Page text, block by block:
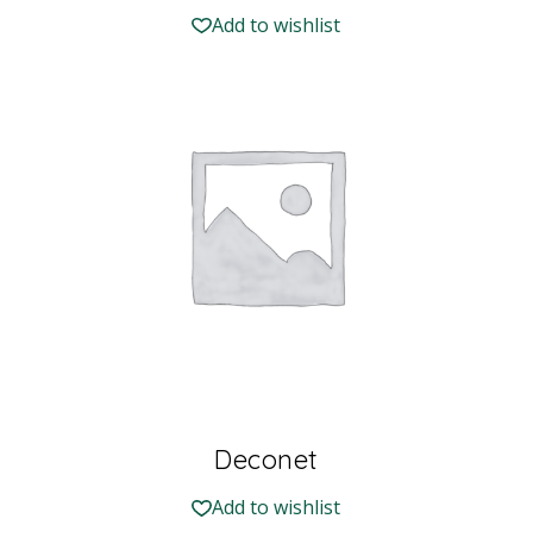
Add to wishlist
Deconet
Add to wishlist